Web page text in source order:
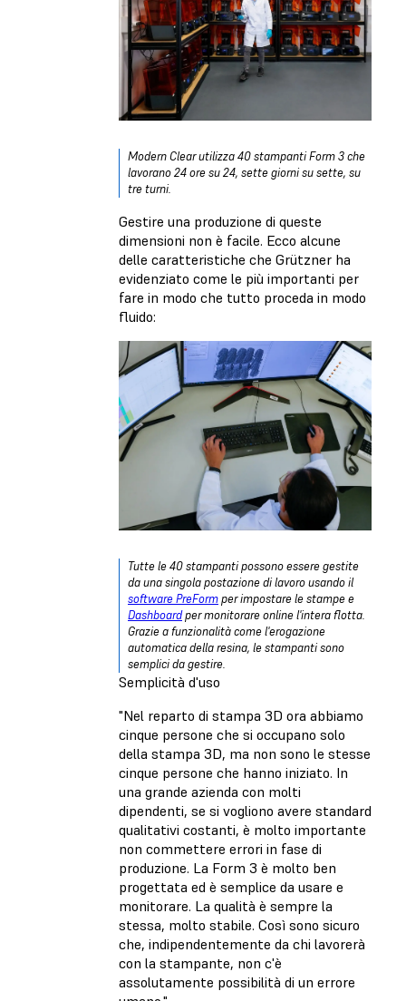
Modern Clear utilizza 40 stampanti Form 3 che
lavorano 24 ore su 24, sette giorni su sette, su
tre turni.
Gestire una produzione di queste
dimensioni non è facile. Ecco alcune
delle caratteristiche che Grützner ha
evidenziato come le più importanti per
fare in modo che tutto proceda in modo
fluido:
Tutte le 40 stampanti possono essere gestite
da una singola postazione di lavoro usando il
software PreFormper impostare le stampe e
Dashboardper monitorare online l'intera flotta.
Grazie a funzionalità come l'erogazione
automatica della resina, le stampanti sono
semplici da gestire.
Semplicità d'uso
"Nel reparto di stampa 3D ora abbiamo
cinque persone che si occupano solo
della stampa 3D, ma non sono le stesse
cinque persone che hanno iniziato. In
una grande azienda con molti
dipendenti, se si vogliono avere standard
qualitativi costanti, è molto importante
non commettere errori in fase di
produzione. La Form 3 è molto ben
progettata ed è semplice da usare e
monitorare. La qualità è sempre la
stessa, molto stabile. Così sono sicuro
che, indipendentemente da chi lavorerà
con la stampante, non c'è
assolutamente possibilità di un errore